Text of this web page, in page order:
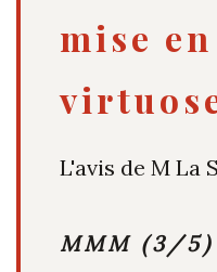
mise
L'avis de M La
MMM (3/5)